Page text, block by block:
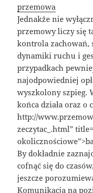
przemowa
Jednakże nie
przemowy liczy się
kontrola zachowań,
dynamiki ruchu i
przypadkach
najodpowiedniej
wyszkolony szpieg.
końca działa oraz o
http://
zeczytac_.html”
By dokładnie
cofnąć się do
jeszcze
Komunikacja na